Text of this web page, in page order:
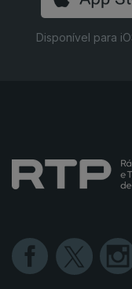
Disponível para